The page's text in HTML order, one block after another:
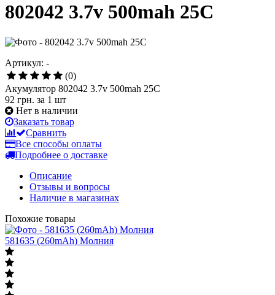
802042 3.7v 500mah 25C
Артикул: -
(0)
Акумулятор 802042 3.7v 500mah 25C
92 грн. за 1 шт
Нет в наличии
Заказать товар
Сравнить
Все способы оплаты
Подробнее о доставке
Описание
Отзывы и вопросы
Наличие в магазинах
Похожие товары
581635 (260mAh) Молния